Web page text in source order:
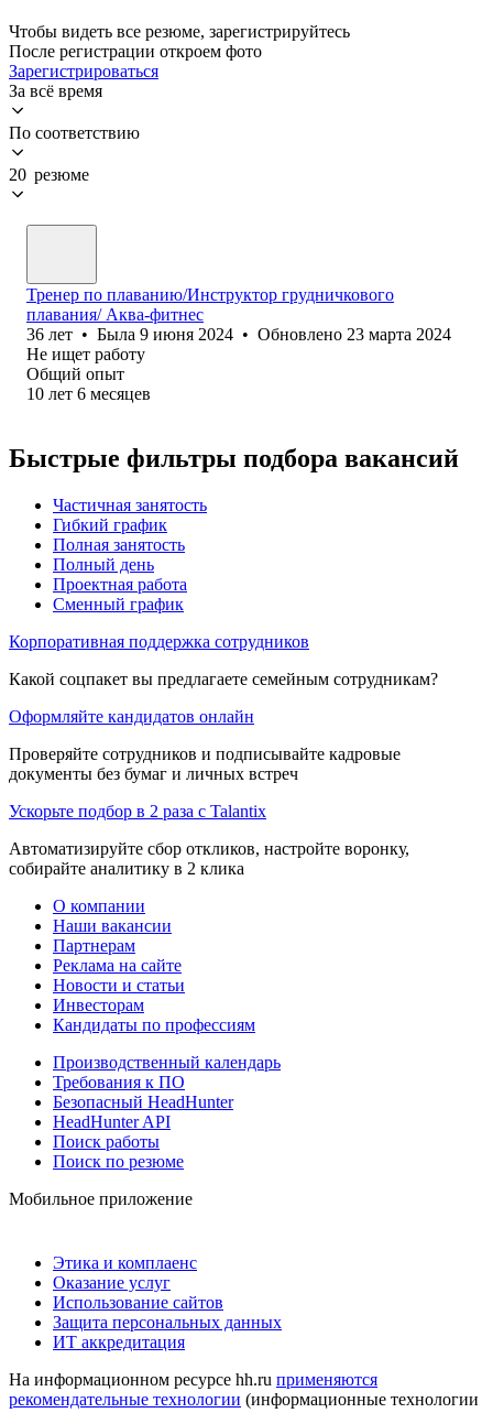
Чтобы видеть все резюме, зарегистрируйтесь
После регистрации откроем фото
Зарегистрироваться
За всё время
По соответствию
20 резюме
Тренер по плаванию/Инструктор грудничкового
плавания/ Аква-фитнес
36 лет • Была 9 июня 2024 • Обновлено 23 марта 2024
Не ищет работу
Общий опыт
10 лет 6 месяцев
Быстрые фильтры подбора вакансий
Частичная занятость
Гибкий график
Полная занятость
Полный день
Проектная работа
Сменный график
Корпоративная поддержка сотрудников
Какой соцпакет вы предлагаете семейным сотрудникам?
Оформляйте кандидатов онлайн
Проверяйте сотрудников и подписывайте кадровые
документы без бумаг и личных встреч
Ускорьте подбор в 2 раза с Talantix
Автоматизируйте сбор откликов, настройте воронку,
собирайте аналитику в 2 клика
О компании
Наши вакансии
Партнерам
Реклама на сайте
Новости и статьи
Инвесторам
Кандидаты по профессиям
Производственный календарь
Требования к ПО
Безопасный HeadHunter
HeadHunter API
Поиск работы
Поиск по резюме
Мобильное приложение
Этика и комплаенс
Оказание услуг
Использование сайтов
Защита персональных данных
ИТ аккредитация
На информационном ресурсе hh.ru применяются
рекомендательные технологии (информационные технологии